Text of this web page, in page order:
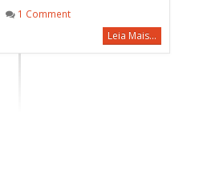
1 Comment
Leia Mais...